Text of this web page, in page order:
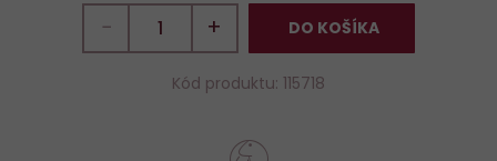
− + DO KOŠÍKA
Kód produktu: 115718